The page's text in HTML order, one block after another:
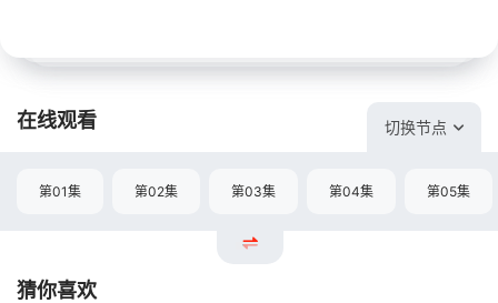
在线观看 切换节点
第01集 第02集 第03集 第04集 第05集
猜你喜欢